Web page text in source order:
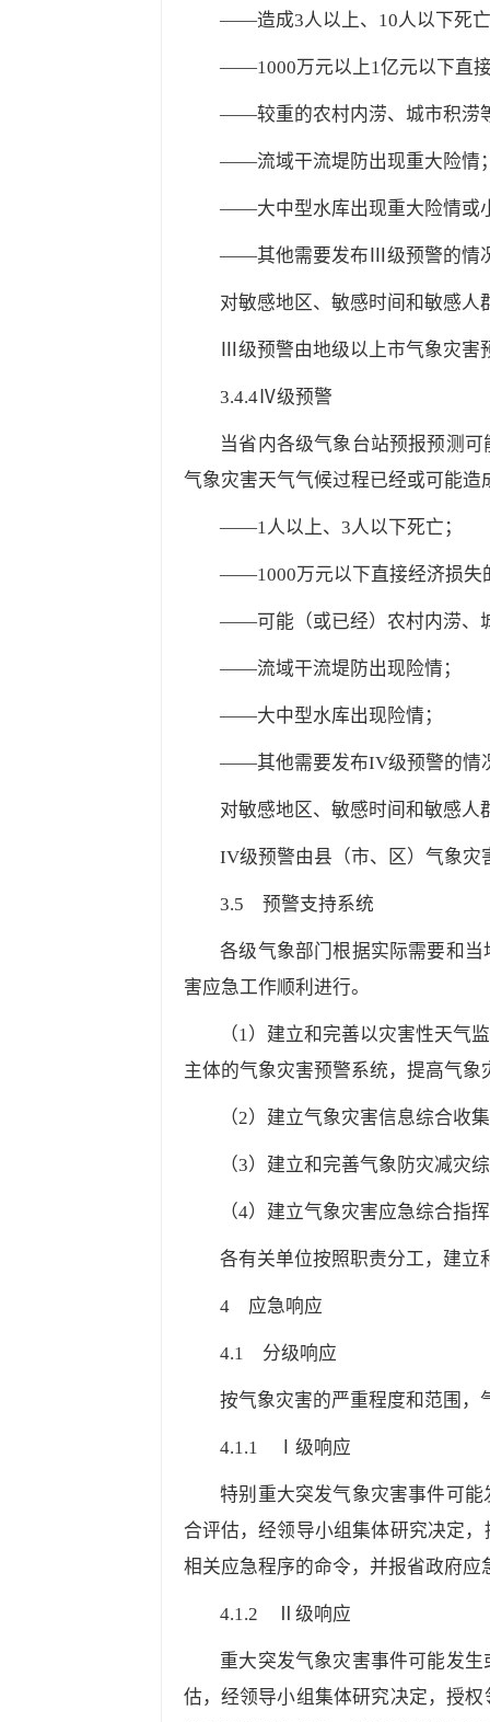
——造成3人以上、10人以下死
——1000万元以上1亿元以下直
——较重的农村内涝、城市积涝
——流域干流堤防出现重大险情
——大中型水库出现重大险情或
——其他需要发布Ⅲ级预警的情
对敏感地区、敏感时间和敏感
Ⅲ级预警由地级以上市气象灾
3.4.4 Ⅳ级预警
当省内各级气象台站预报预测
气象灾害天气气候过程已经或可能造
——1人以上、3人以下死亡；
——1000万元以下直接经济损失
——可能（或已经）农村内涝、
——流域干流堤防出现险情；
——大中型水库出现险情；
——其他需要发布IV级预警的情
对敏感地区、敏感时间和敏感
IV级预警由县（市、区）气象
3.5 预警支持系统
各级气象部门根据实际需要和
害应急工作顺利进行。
（1）建立和完善以灾害性天气
主体的气象灾害预警系统，提高气象
（2）建立气象灾害信息综合收
（3）建立和完善气象防灾减灾
（4）建立气象灾害应急综合指
各有关单位按照职责分工，建立
4 应急响应
4.1 分级响应
按气象灾害的严重程度和范围
4.1.1 Ⅰ级响应
特别重大突发气象灾害事件可
合评估，经领导小组集体研究决定
相关应急程序的命令，并报省政府应
4.1.2 Ⅱ级响应
重大突发气象灾害事件可能发
估，经领导小组集体研究决定，授